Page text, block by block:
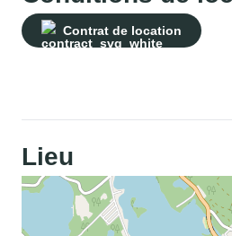
Contrat de location
Lieu